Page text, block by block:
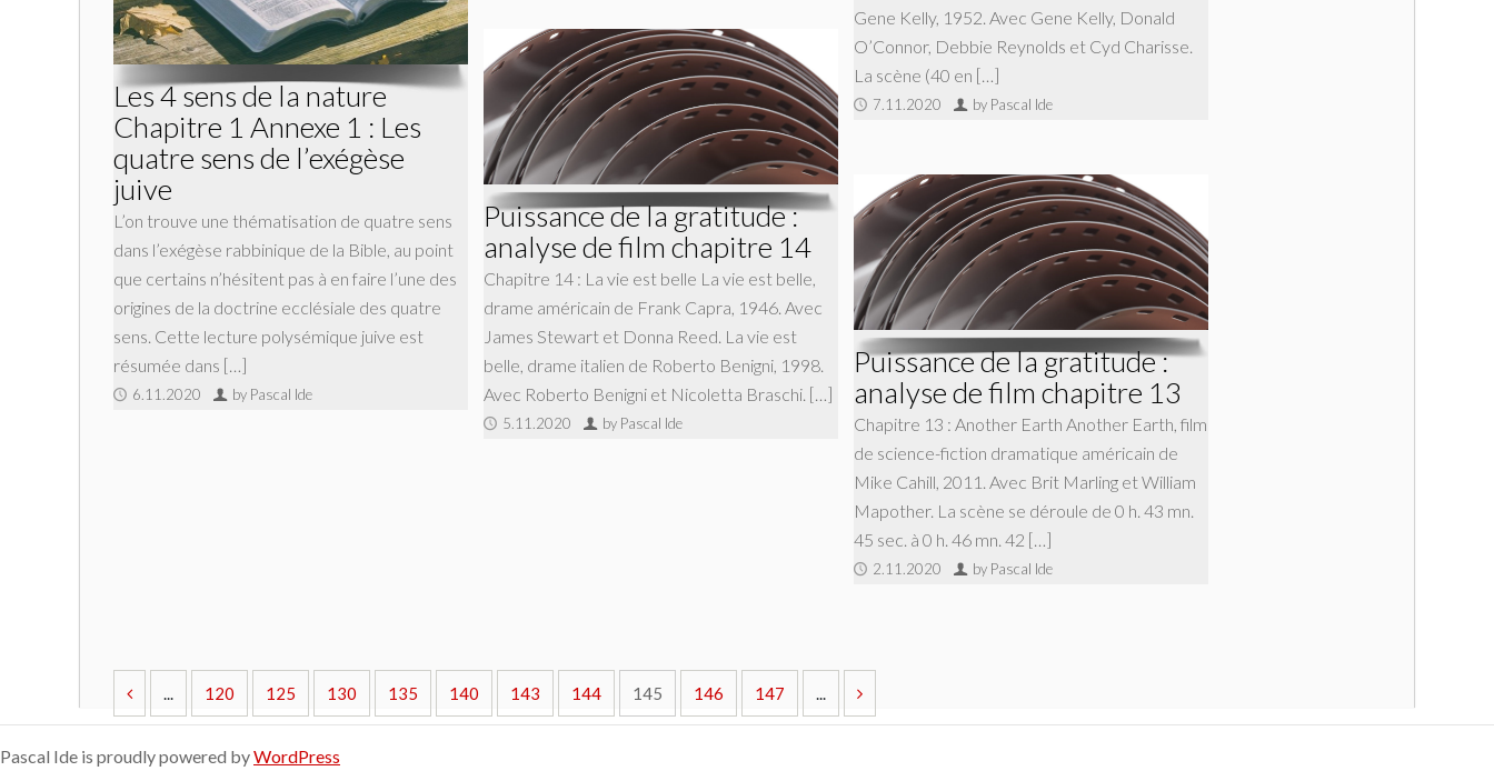
Gene Kelly, 1952. Avec Gene Kelly, Donald
O’Connor, Debbie Reynolds et Cyd Charisse.
La scène (40 en […]
7.11.2020 by Pascal Ide
Les 4 sens de la nature
Chapitre 1 Annexe 1 : Les
quatre sens de l’exégèse
juive
L’on trouve une thématisation de quatre sens
dans l’exégèse rabbinique de la Bible, au point
que certains n’hésitent pas à en faire l’une des
origines de la doctrine ecclésiale des quatre
sens. Cette lecture polysémique juive est
résumée dans […]
6.11.2020 by Pascal Ide
Puissance de la gratitude :
analyse de film chapitre 14
Chapitre 14 : La vie est belle La vie est belle,
drame américain de Frank Capra, 1946. Avec
James Stewart et Donna Reed. La vie est
belle, drame italien de Roberto Benigni, 1998.
Avec Roberto Benigni et Nicoletta Braschi. […]
5.11.2020 by Pascal Ide
Puissance de la gratitude :
analyse de film chapitre 13
Chapitre 13 : Another Earth Another Earth, film
de science-fiction dramatique américain de
Mike Cahill, 2011. Avec Brit Marling et William
Mapother. La scène se déroule de 0 h. 43 mn.
45 sec. à 0 h. 46 mn. 42 […]
2.11.2020 by Pascal Ide
120 125 130 135 140 143 144 145 146 147
Pascal Ide is proudly powered byWordPress